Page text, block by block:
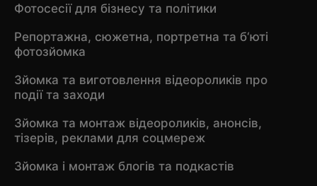
Фотосесії для бізнесу та політики
Репортажна, сюжетна, портретна та б‘юті
фотозйомка
Зйомка та виготовлення відеороликів про
події та заходи
Зйомка та монтаж відеороликів, анонсів,
тізерів, реклами для соцмереж
Зйомка і монтаж блогів та подкастів